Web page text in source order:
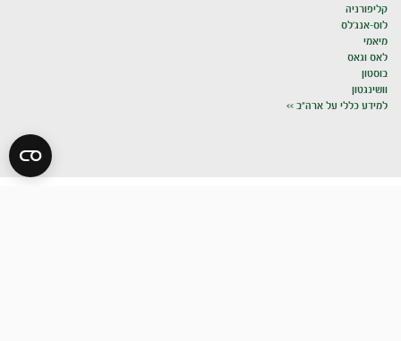
קליפורניה
לוס-אנג'לס
מיאמי
לאס וגאס
בוסטון
וושינגטון
למידע כללי על ארה"ב >>